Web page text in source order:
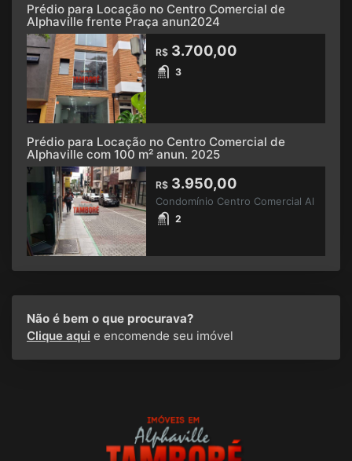
Prédio para Locação no Centro Comercial de
Alphaville frente Praça anun2024
R$ 3.700,00
3
Prédio para Locação no Centro Comercial de
Alphaville com 100 m² anun. 2025
R$ 3.950,00
Condomínio Centro Comercial Al
2
Não é bem o que procurava?
Clique aqui e encomende seu imóvel